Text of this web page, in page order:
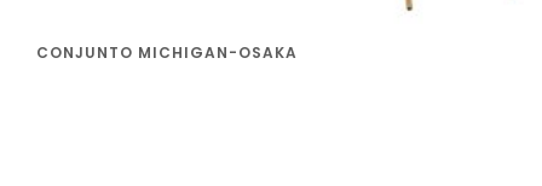
CONJUNTO MICHIGAN-OSAKA